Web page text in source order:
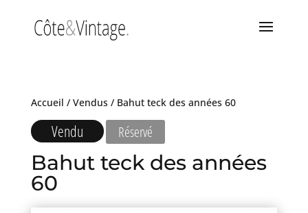
Accueil / Vendus/ Bahut teck des années 60
Vendu Réservé
Bahut teck des années
60